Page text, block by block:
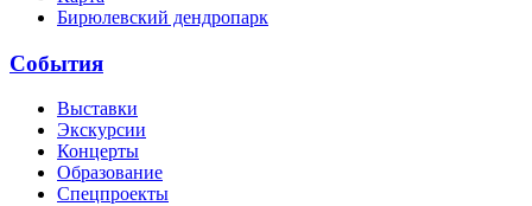
Бирюлевский дендропарк
События
Выставки
Экскурсии
Концерты
Образование
Спецпроекты